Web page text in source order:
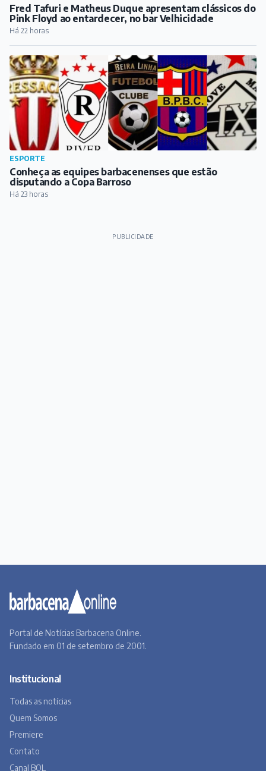
Fred Tafuri e Matheus Duque apresentam clássicos do
Pink Floyd ao entardecer, no bar Velhicidade
Há 22 horas
ESPORTE
Conheça as equipes barbacenenses que estão
disputando a Copa Barroso
Há 23 horas
PUBLICIDADE
Portal de Notícias Barbacena Online.
Fundado em 01 de setembro de 2001.
Institucional
Todas as notícias
Quem Somos
Premiere
Contato
Canal BOL